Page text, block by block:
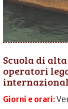
Scuola di
operatori
Giorni e orari: